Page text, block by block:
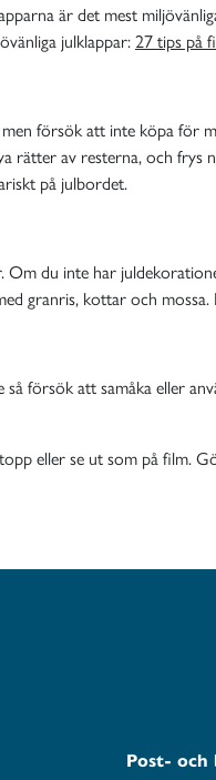
är det mest
julklappar:27 tips på
försök att inte köpa för
rätter av resterna, och frys
på julbordet.
du inte har
granris, kottar och
så försök att samåka eller
eller se ut som på film.
Post- och